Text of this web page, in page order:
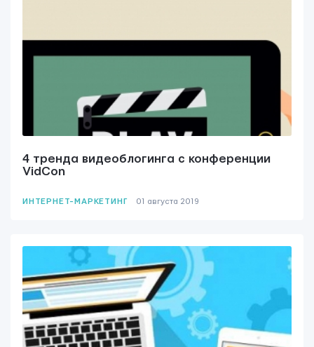
4 тренда видеоблогинга с конференции
VidCon
ИНТЕРНЕТ-МАРКЕТИНГ 01 августа 2019